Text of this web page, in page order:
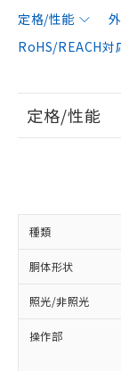
定格/性能
RoHS/REACH対
定格/性能
種類
胴体形状
照光/非照光
操作部